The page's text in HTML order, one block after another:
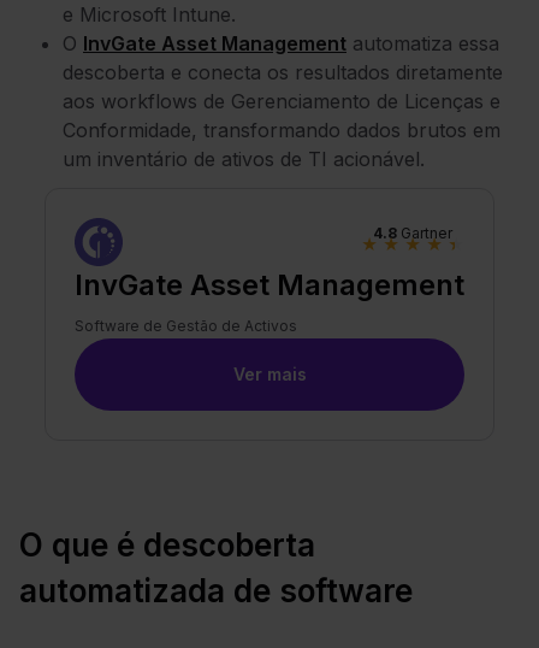
e Microsoft Intune.
O InvGate Asset Management automatiza essa
descoberta e conecta os resultados diretamente
aos workflows de Gerenciamento de Licenças e
Conformidade, transformando dados brutos em
um inventário de ativos de TI acionável.
InvGate Asset Management
Software de Gestão de Activos
4.8 Gartner
★ ★ ★ ★ ★
Ver mais
O que é descoberta
automatizada de software